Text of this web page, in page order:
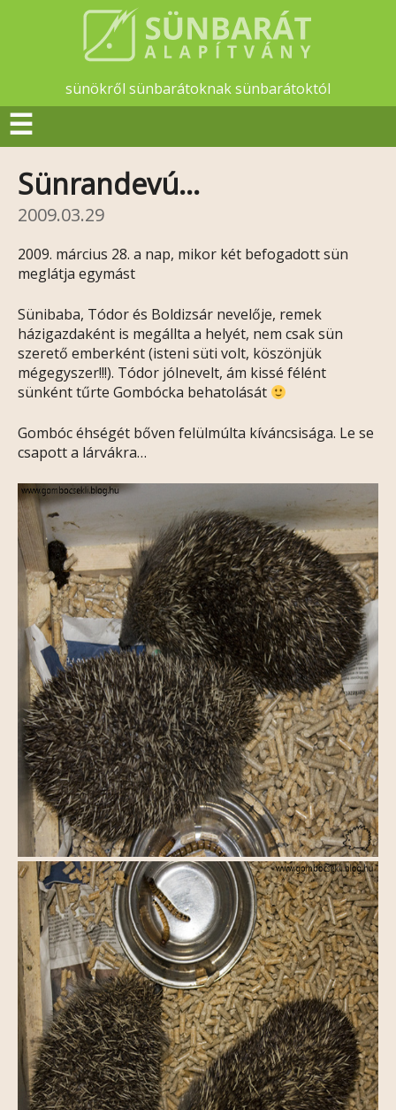
sünökről sünbarátoknak sünbarátoktól
☰
Sünrandevú…
2009.03.29
2009. március 28. a nap, mikor két befogadott sün
meglátja egymást
Sünibaba, Tódor és Boldizsár nevelője, remek
házigazdaként is megállta a helyét, nem csak sün
szerető emberként (isteni süti volt, köszönjük
mégegyszer!!!). Tódor jólnevelt, ám kissé félént
sünként tűrte Gombócka behatolását
Gombóc éhségét bőven felülmúlta kíváncsisága. Le se
csapott a lárvákra…